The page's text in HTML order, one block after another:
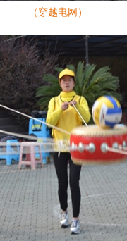
（穿越电网）